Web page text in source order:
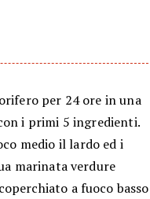
per 24 ore in una
i primi 5 ingredienti.
medio il lardo ed i
marinata verdure
a fuoco basso